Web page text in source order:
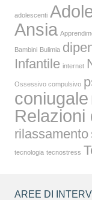
adolescenti
Ansia
Bambini Bulimia
Infantile internet
Ossessivo compulsivo
coniugale
Relazioni
rilassamento
tecnologia tecnostress
AREE DI